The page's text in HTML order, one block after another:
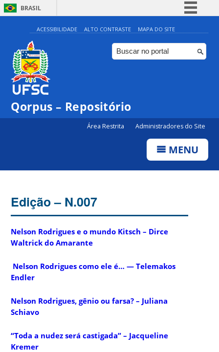
BRASIL
Simplifique!
Comunica BR
Participe
ACESSIBILIDADE ALTO CONTRASTE MAPA DO SITE
Qorpus – Repositório
Área Restrita Administradores do Site
MENU
Edição – N.007
Nelson Rodrigues e o mundo Kitsch – Dirce
Waltrick do Amarante
Nelson Rodrigues como ele é… — Telemakos
Endler
Nelson Rodrigues, gênio ou farsa? – Juliana
Schiavo
“Toda a nudez será castigada” – Jacqueline
Kremer